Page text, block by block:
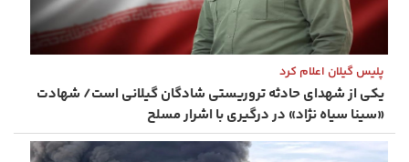
پلیس گیلان اعلام کرد
یکی از شهدای حادثه تروریستی شادگان گیلانی است/ شهادت
«سینا سیاه‌ نژاد» در درگیری با اشرار مسلح